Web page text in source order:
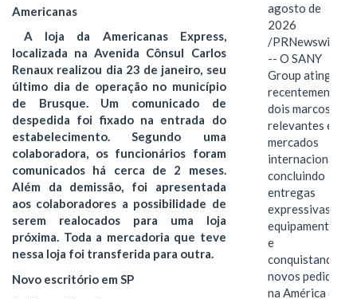
Americanas
A loja da Americanas Express,
localizada na Avenida Cônsul Carlos
Renaux realizou dia 23 de janeiro, seu
último dia de operação no município
de Brusque. Um comunicado de
despedida foi fixado na entrada do
estabelecimento. Segundo uma
colaboradora, os funcionários foram
comunicados há cerca de 2 meses.
Além da demissão, foi apresentada
aos colaboradores a possibilidade de
serem realocados para uma loja
próxima. Toda a mercadoria que teve
nessa loja foi transferida para outra.
Novo escritório em SP
agosto de
2026
/PRNewswire/
-- O SANY
Group atingiu
recentemente
dois marcos
relevantes em
mercados
internacionais,
concluindo
entregas
expressivas de
equipamentos
e
conquistando
novos pedidos
na América do